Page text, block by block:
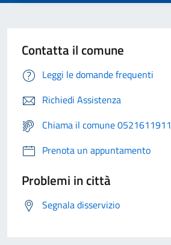
Contatta il comune
Leggi le domande frequenti
Richiedi Assistenza
Chiama il comune 0521611911
Prenota un appuntamento
Problemi in città
Segnala disservizio